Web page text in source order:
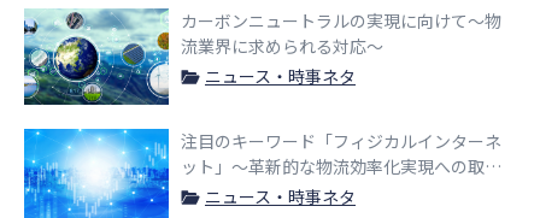
カーボンニュートラルの実現に向けて〜物
流業界に求められる対応〜
ニュース・時事ネタ
注目のキーワード「フィジカルインターネ
ット」〜革新的な物流効率化実現への取り
組みと課題〜
ニュース・時事ネタ